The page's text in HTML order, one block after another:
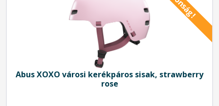
AbusXOXO városi kerékpáros sisak, strawberry
rose